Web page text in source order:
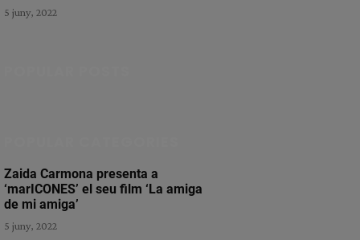
5 juny, 2022
Zaida Carmona presenta a
‘marICONES’ el seu film ‘La amiga
de mi amiga’
5 juny, 2022